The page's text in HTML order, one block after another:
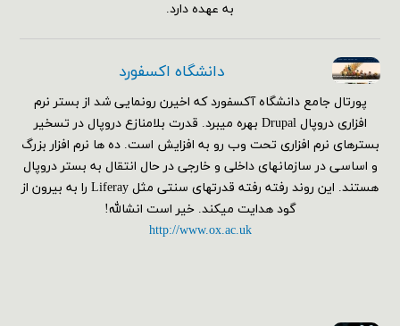
به عهده دارد.
دانشگاه اکسفورد
پورتال جامع دانشگاه آکسفورد که اخیرن رونمایی شد از بستر نرم
افزاری دروپال Drupal بهره میبرد. قدرت بلامنازع دروپال در تسخیر
بسترهای نرم افزاری تحت وب رو به افزایش است. ده ها نرم افزار بزرگ
و اساسی در سازمانهای داخلی و خارجی در حال انتقال به بستر دروپال
هستند. این روند رفته رفته قدرتهای سنتی مثل Liferay را به بیرون از
گود هدایت میکند. خیر است انشالله!
http://www.ox.ac.uk